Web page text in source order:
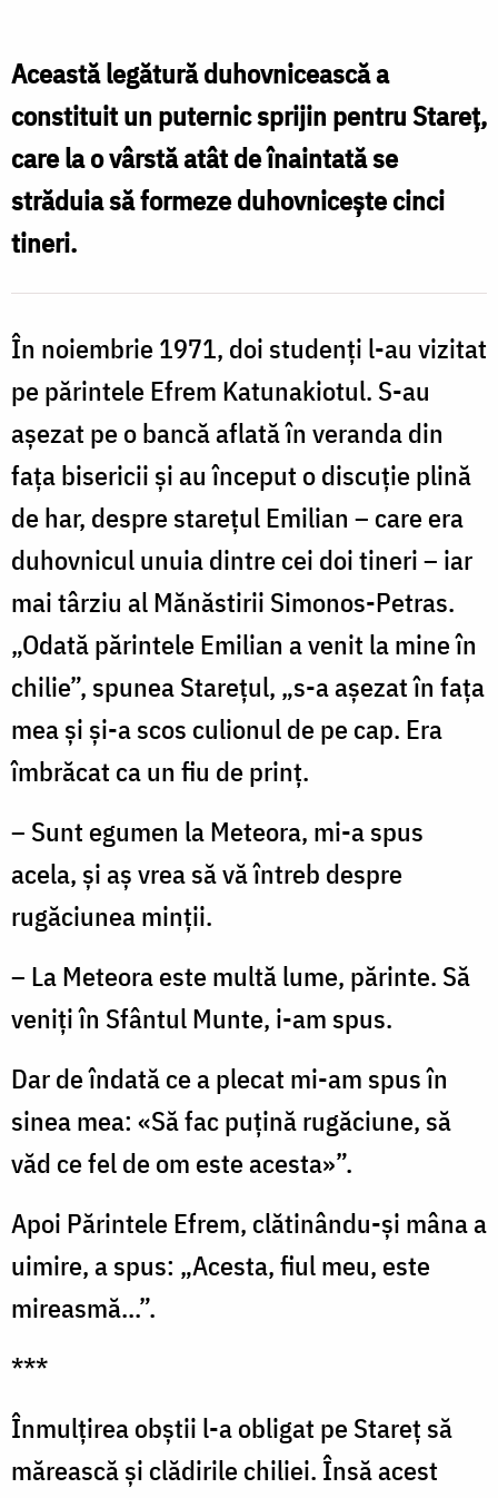
este
mireasmă...”
(Foto:
ieromonahul
Mitrofan,
anilor
1980)
Această legătură duhovnicească a
constituit un puternic sprijin pentru Stareţ,
care la o vârstă atât de înaintată se
străduia să formeze duhovniceşte cinci
tineri.
În noiembrie 1971, doi studenţi l-au vizitat
pe părintele Efrem Katunakiotul. S-au
aşezat pe o bancă aflată în veranda din
faţa bisericii şi au început o discuţie plină
de har, despre stareţul Emilian – care era
duhovnicul unuia dintre cei doi tineri – iar
mai târziu al Mănăstirii Simonos-Petras.
„Odată părintele Emilian a venit la mine în
chilie”, spunea Stareţul, „s-a aşezat în faţa
mea şi şi-a scos culionul de pe cap. Era
îmbrăcat ca un fiu de prinţ.
– Sunt egumen la Meteora, mi-a spus
acela, şi aş vrea să vă întreb despre
rugăciunea minţii.
– La Meteora este multă lume, părinte. Să
veniţi în Sfântul Munte, i-am spus.
Dar de îndată ce a plecat mi-am spus în
sinea mea: «Să fac puţină rugăciune, să
văd ce fel de om este acesta»”.
Apoi Părintele Efrem, clătinându-şi mâna a
uimire, a spus: „Acesta, fiul meu, este
mireasmă...”.
***
Înmulţirea obştii l-a obligat pe Stareţ să
mărească şi clădirile chiliei. Însă acest